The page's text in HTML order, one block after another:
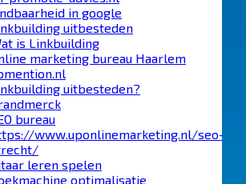
in google
uitbesteden
is Linkbuilding
marketing bureau Haarlem
uitbesteden?
bureau
www.uponlinemarketing.nl/seo-
leren spelen
optimalisatie